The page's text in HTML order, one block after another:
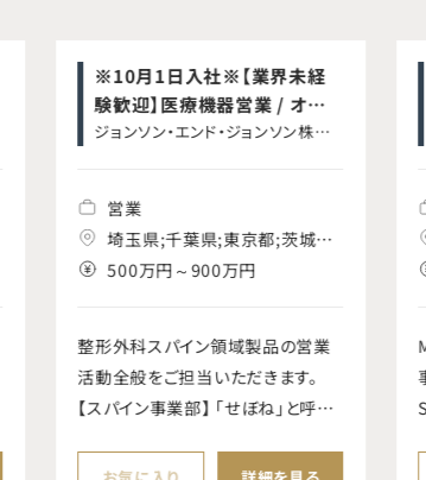
※10月1日入社※【業界未経
験歓迎】医療機器営業 / オーソ
ペディックス事業本部 / スパイ
ジョンソン・エンド・ジョンソン株式
営業
埼玉県;千葉県;東京都;茨城県;
栃木県;群馬県;神奈川県;岐阜
山県;滋賀県
500万円～900万円
整形外科スパイン領域製品の営業
活動全般をご担当いただきます。
【スパイン事業部】 「せぼね」と呼ば
髄・神経の保護など重要な役割を